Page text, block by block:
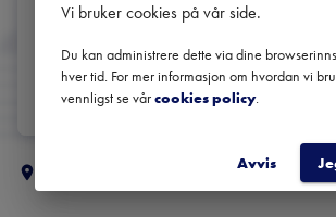
Nils Henrik Asheim, presentasjon
Stavanger
Vi bruker cookies på vår side.
Du kan administrere dette via dine
hver tid. For mer informasjon om hvordan vi
vennligst se vårcookies policy.
Avvis